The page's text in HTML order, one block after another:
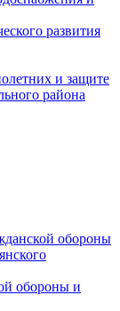
развития
и защите
района
обороны
обороны и